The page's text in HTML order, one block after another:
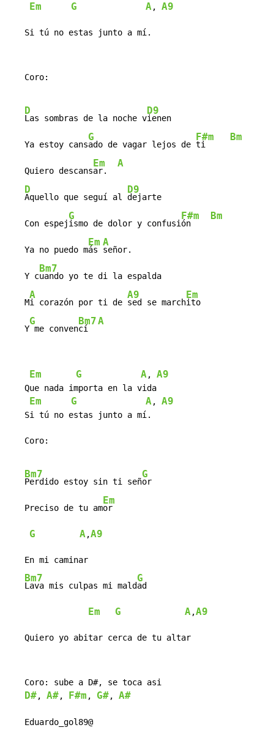
Em G A, A9
   Si tú no estas junto a mí.
   Coro:
D
Las sombras de la noche v
D9
ienen
   Ya estoy cans
G
ado de vagar lejos de
F#m
ti
Bm
   Quiero descans
Em
ar.
A
D
Aquello que seguí al
D9
dejarte
   Con espej
G
ismo de dolor y confusi
F#m
ón
Bm
   Ya no puedo m
Em
ás
A
señor.
   Y c
Bm7
uando yo te di la espalda
   M
A
i corazón por ti de
A9
sed se march
Em
ito
   Y
G
me conven
Bm7
cí
A
Em G A, A9
   Que nada importa en la vida
Em G A, A9
   Si tú no estas junto a mí.
   Coro:
Bm7
Perdido estoy sin ti señ
G
or
   Preciso de tu am
Em
or
G A,A9
   En mi caminar
Bm7
Lava mis culpas mi mald
G
ad
Em G A,A9
   Quiero yo abitar cerca de tu altar
   Coro: sube a D#, se toca asi
D#, A#, F#m , G#, A#
   Eduardo_gol89@